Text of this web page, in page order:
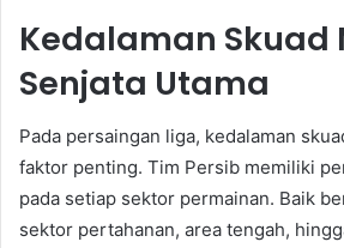
Kedalaman Skuad
Senjata Utama
Pada persaingan liga, kedalaman
faktor penting. Tim Persib memiliki
pada setiap sektor permainan. Baik
sektor pertahanan, area tengah,